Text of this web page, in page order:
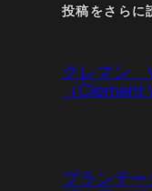
投稿をさらに
クレマン
（Clement
プランテ